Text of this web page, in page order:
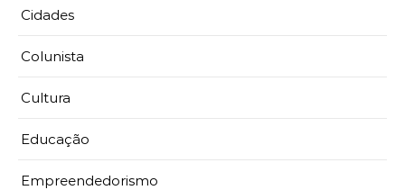
Cidades
Colunista
Cultura
Educação
Empreendedorismo